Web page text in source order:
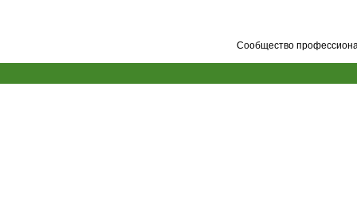
Сообщество